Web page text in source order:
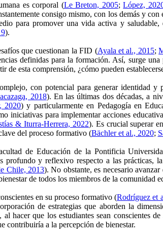
es corporal (Le Breton, 2005;López,
consigo mismo, con los demás y
para promover una vida activa y
).
que cuestionan la FID (Ayala et al., 2015;
definidas para la formación. Así, surge
de esta comprensión, ¿cómo pueden
con potencial para generar identidad y
2018). En las últimas dos décadas, a
2020) y particularmente en Pedagogía en
iniciativas para implementar acciones
& Iturra-Herrera, 2022). Es crucial superar
del proceso formativo (Bächler et al., 2020;
de Educación de la Pontificia
profundo y reflexivo respecto a las prácticas,
Chile, 2013). No obstante, es necesario
de todos los miembros de la comunidad
en su proceso formativo (Rodríguez et
de estrategias que aborden la
al hacer que los estudiantes sean conscientes
contribuiría a la percepción de bienestar.